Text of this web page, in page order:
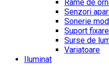
Rame de
Senzori
Sonerie
Suport fixare
Surse de
Variatoare
Iluminat